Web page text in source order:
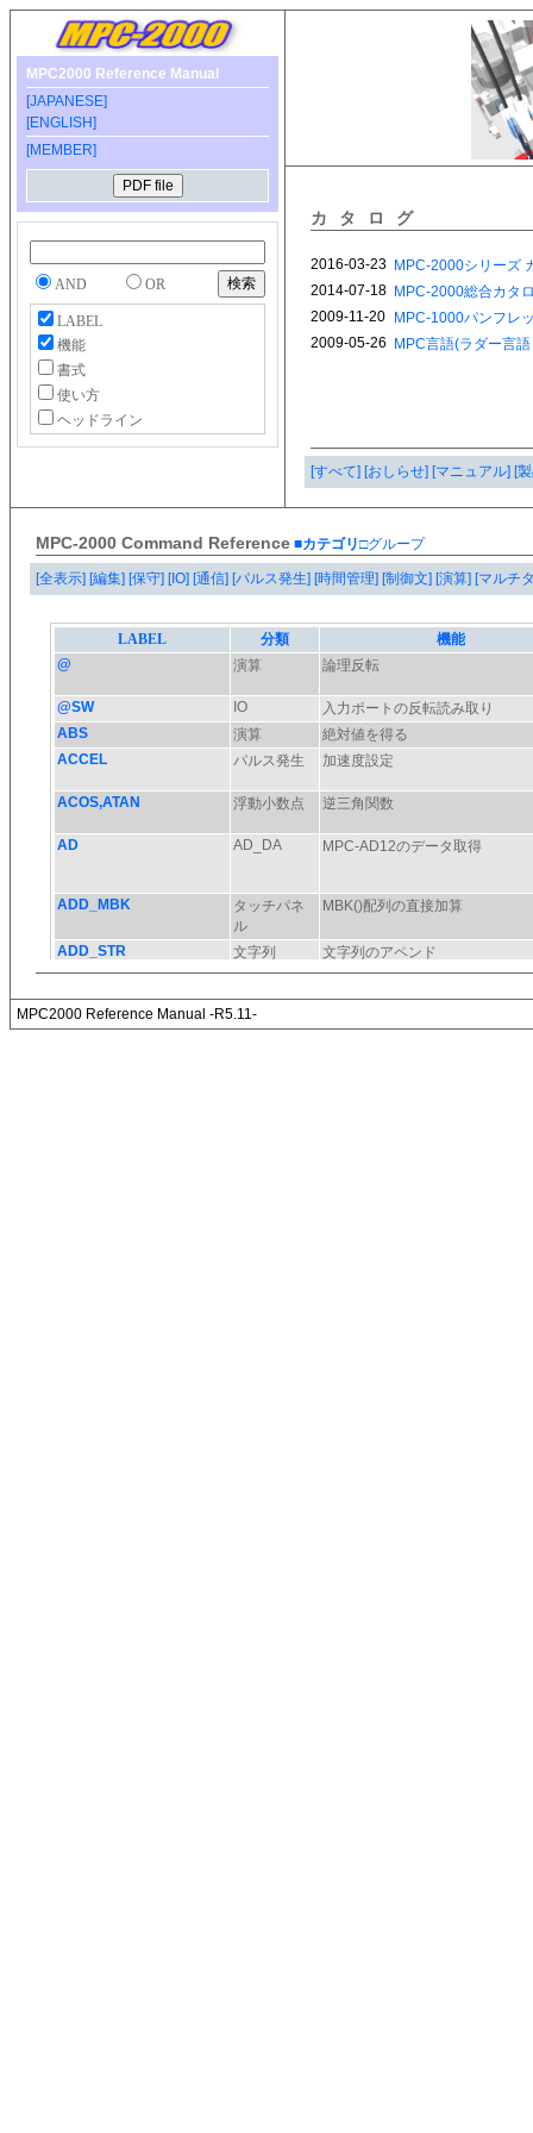
MPC2000 Reference Manual
[JAPANESE]
[ENGLISH]
[MEMBER]
AND OR
LABEL
機能
書式
使い方
ヘッドライン
カタログ
[すべて] [おしらせ] [マニュアル] [
MPC-2000 Command Reference ■カテゴリ□グループ
[全表示] [編集] [保守] [IO] [通信] [パルス発生] [時間管理] [制御文] [演算] [マルチ
MPC2000 Reference Manual -R5.11-